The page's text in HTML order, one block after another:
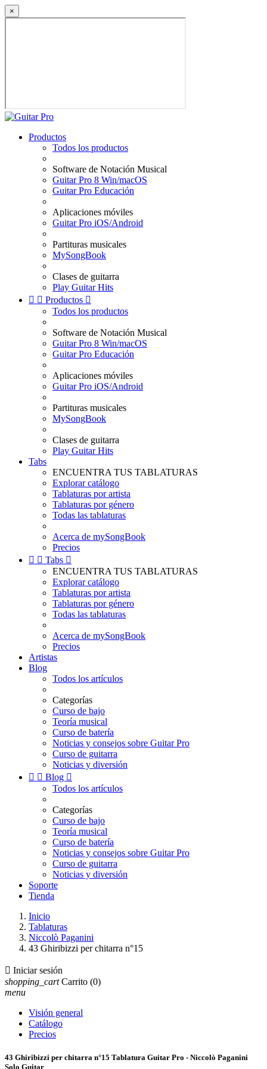
×
Productos
Todos los productos
Software de Notación Musical
Guitar Pro 8 Win/macOS
Guitar Pro Educación
Aplicaciones móviles
Guitar Pro iOS/Android
Partituras musicales
MySongBook
Clases de guitarra
Play Guitar Hits
  Productos 
Todos los productos
Software de Notación Musical
Guitar Pro 8 Win/macOS
Guitar Pro Educación
Aplicaciones móviles
Guitar Pro iOS/Android
Partituras musicales
MySongBook
Clases de guitarra
Play Guitar Hits
Tabs
ENCUENTRA TUS TABLATURAS
Explorar catálogo
Tablaturas por artista
Tablaturas por género
Todas las tablaturas
Acerca de mySongBook
Precios
  Tabs 
ENCUENTRA TUS TABLATURAS
Explorar catálogo
Tablaturas por artista
Tablaturas por género
Todas las tablaturas
Acerca de mySongBook
Precios
Artistas
Blog
Todos los artículos
Categorías
Curso de bajo
Teoría musical
Curso de batería
Noticias y consejos sobre Guitar Pro
Curso de guitarra
Noticias y diversión
  Blog 
Todos los artículos
Categorías
Curso de bajo
Teoría musical
Curso de batería
Noticias y consejos sobre Guitar Pro
Curso de guitarra
Noticias y diversión
Soporte
Tienda
Inicio
Tablaturas
Niccolò Paganini
43 Ghiribizzi per chitarra n°15
 Iniciar sesión
shopping_cart Carrito (0)
menu
Visión general
Catálogo
Precios
43 Ghiribizzi per chitarra n°15 Tablatura Guitar Pro - Niccolò Paganini
Solo Guitar